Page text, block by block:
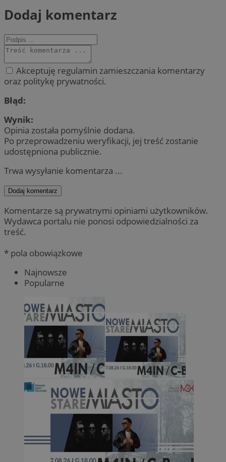
Dodaj komentarz
Akceptuję regulamin zamieszczania komentarzy
oraz politykę prywatności.
Błąd:
Wynik:
Opinia została pomyślnie dodana.
Po przeprowadzeniu weryfikacji, jej treść zostanie
udostępniona publicznie.
Trwa wysyłanie komentarza ...
Dodaj komentarz
Komentarze są prywatnymi opiniami użytkowników.
Wydawca portalu nie ponosi odpowiedzialności za
treść.
* pola obowiązkowe
Najnowsze
Popularne